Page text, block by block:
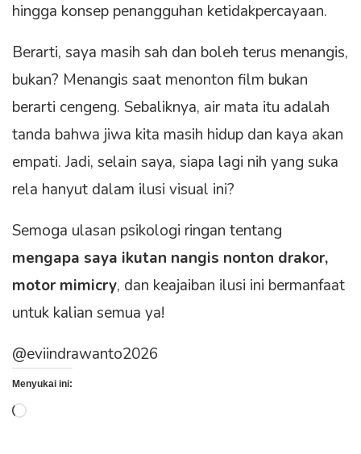
hingga konsep penangguhan ketidakpercayaan.
Berarti, saya masih sah dan boleh terus menangis,
bukan? Menangis saat menonton film bukan
berarti cengeng. Sebaliknya, air mata itu adalah
tanda bahwa jiwa kita masih hidup dan kaya akan
empati. Jadi, selain saya, siapa lagi nih yang suka
rela hanyut dalam ilusi visual ini?
Semoga ulasan psikologi ringan tentang
mengapa saya ikutan nangis nonton drakor,
motor mimicry, dan keajaiban ilusi ini bermanfaat
untuk kalian semua ya!
@eviindrawanto2026
Menyukai ini:
Memuat...